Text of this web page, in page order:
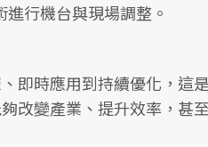
行機台與現場調整。
即時應用到持續優化，這
改變產業、提升效率，甚